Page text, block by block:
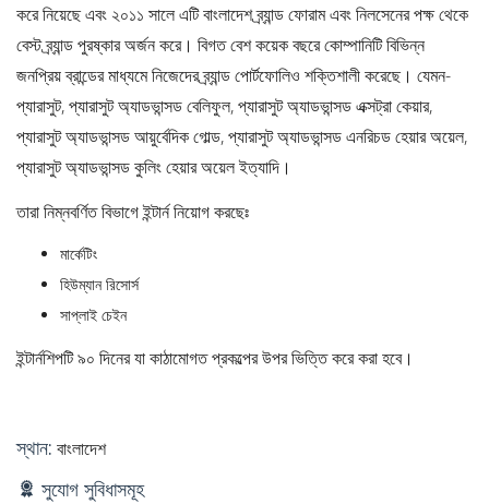
করে নিয়েছে এবং ২০১১ সালে এটি বাংলাদেশ ব্র্যান্ড ফোরাম এবং নিলসেনের পক্ষ থেকে
বেস্ট ব্র্যান্ড পুরষ্কার অর্জন করে। বিগত বেশ কয়েক বছরে কোম্পানিটি বিভিন্ন
জনপ্রিয় ব্রান্ডের মাধ্যমে নিজেদের ব্র্যান্ড পোর্টফোলিও শক্তিশালী করেছে। যেমন-
প্যারাসুট, প্যারাসুট অ্যাডভান্সড বেলিফুল, প্যারাসুট অ্যাডভান্সড এক্সট্রা কেয়ার,
প্যারাসুট অ্যাডভান্সড আয়ুর্বেদিক গোল্ড, প্যারাসুট অ্যাডভান্সড এনরিচড হেয়ার অয়েল,
প্যারাসুট অ্যাডভান্সড কুলিং হেয়ার অয়েল ইত্যাদি।
তারা নিম্নবর্ণিত বিভাগে ইন্টার্ন নিয়োগ করছেঃ
মার্কেটিং
হিউম্যান রিসোর্স
সাপ্লাই চেইন
ইন্টার্নশিপটি ৯০ দিনের যা কাঠামোগত প্রকল্পের উপর ভিত্তি করে করা হবে।
স্থান: বাংলাদেশ
সুযোগ সুবিধাসমূহ